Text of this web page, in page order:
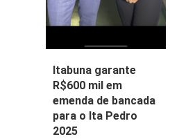
Itabuna garante
R$600 mil em
emenda de bancada
para o Ita Pedro
2025